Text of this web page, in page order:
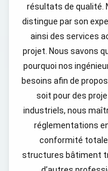
résultats de qualité.
distingue par son
ainsi des services
projet. Nous savons
pourquoi nos
besoins afin de
soit pour des
industriels, nous
réglementations
conformité
structures bâtiment